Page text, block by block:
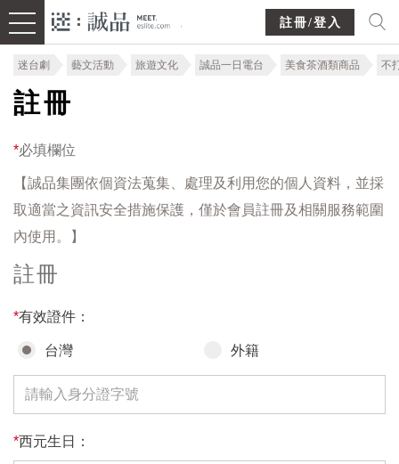
註冊/登入
迷台劇 藝文活動 旅遊文化 誠品一日電台 美食茶酒類商品 不
註冊
*必填欄位
【誠品集團依個資法蒐集、處理及利用您的個人資料，並採
取適當之資訊安全措施保護，僅於會員註冊及相關服務範圍
內使用。】
註冊
*有效證件：
台灣 外籍
*西元生日：